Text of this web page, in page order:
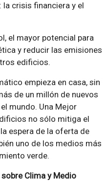
la crisis financiera y el
el mayor potencial para
y reducir las emisiones
edificios.
empieza en casa, sin
de un millón de nuevos
mundo. Una Mejor
no sólo mitiga el
espera de la oferta de
uno de los medios más
verde.
Clima y Medio